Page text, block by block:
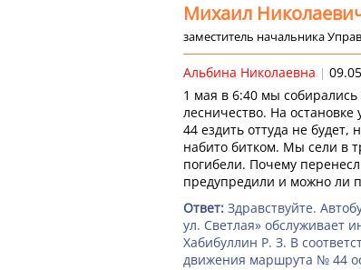
Михаил
заместитель начальника
Альбина Николаевна |
1 мая в 6:40 мы собирались
лесничество. На
44 ездить оттуда не будет,
набито битком. Мы сели в
погибели. Почему
предупредили и можно ли
Здравствуйте.
ул. Светлая» обслуживает
Хабибуллин Р. З. В
движения маршрута № 44